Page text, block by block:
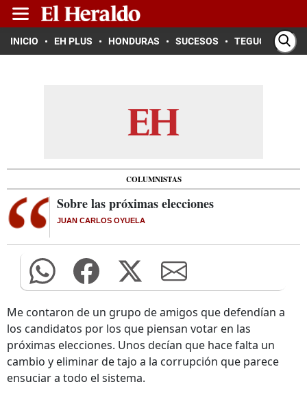
INICIO EH PLUS HONDURAS SUCESOS TEGUCIGALPA
COLUMNISTAS
Sobre las próximas elecciones
JUAN CARLOS OYUELA
Me contaron de un grupo de amigos que defendían a
los candidatos por los que piensan votar en las
próximas elecciones. Unos decían que hace falta un
cambio y eliminar de tajo a la corrupción que parece
ensuciar a todo el sistema.